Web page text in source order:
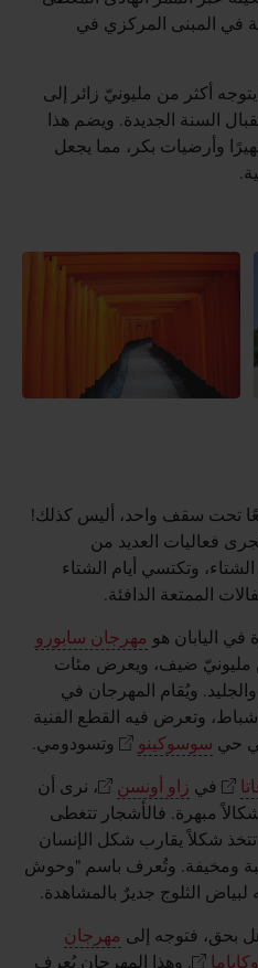
في المبنى المركزي في
أكثر من مليونيّ زائر إلى
السنة الجديدة. ويضم هذا
وأرضيات بكر، مما يجعل
تحت سقف واحد، أليس كذلك!
فعاليات العديد من
وتكتسي أيام الشتاء
الممتعة الدافئة.
في اليابان هو مهرجان سابورو
مليونيّ ضيف، ويعرض مئات
ويُقام المهرجان في
وتعرض فيه القطع الفنية
حي سوسوكينو
وتسودومي.
في زاو أونسن
، نرى أن
مبهرة. فالأشجار تتغطى
شكلاً يقارب شكل الإنسان
ومخيفة. وتُعرف باسم "وحوش
الثلوج جديرٌ بالمشاهدة.
بحق، فتوجه إلى مهرجان
. وهذا المهرجان يُعرف